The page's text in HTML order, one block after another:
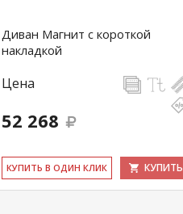
Диван Магнит с короткой
накладкой
Цена
52 268
КУ­ПИТЬ В ОДИН КЛИК КУПИТЬ